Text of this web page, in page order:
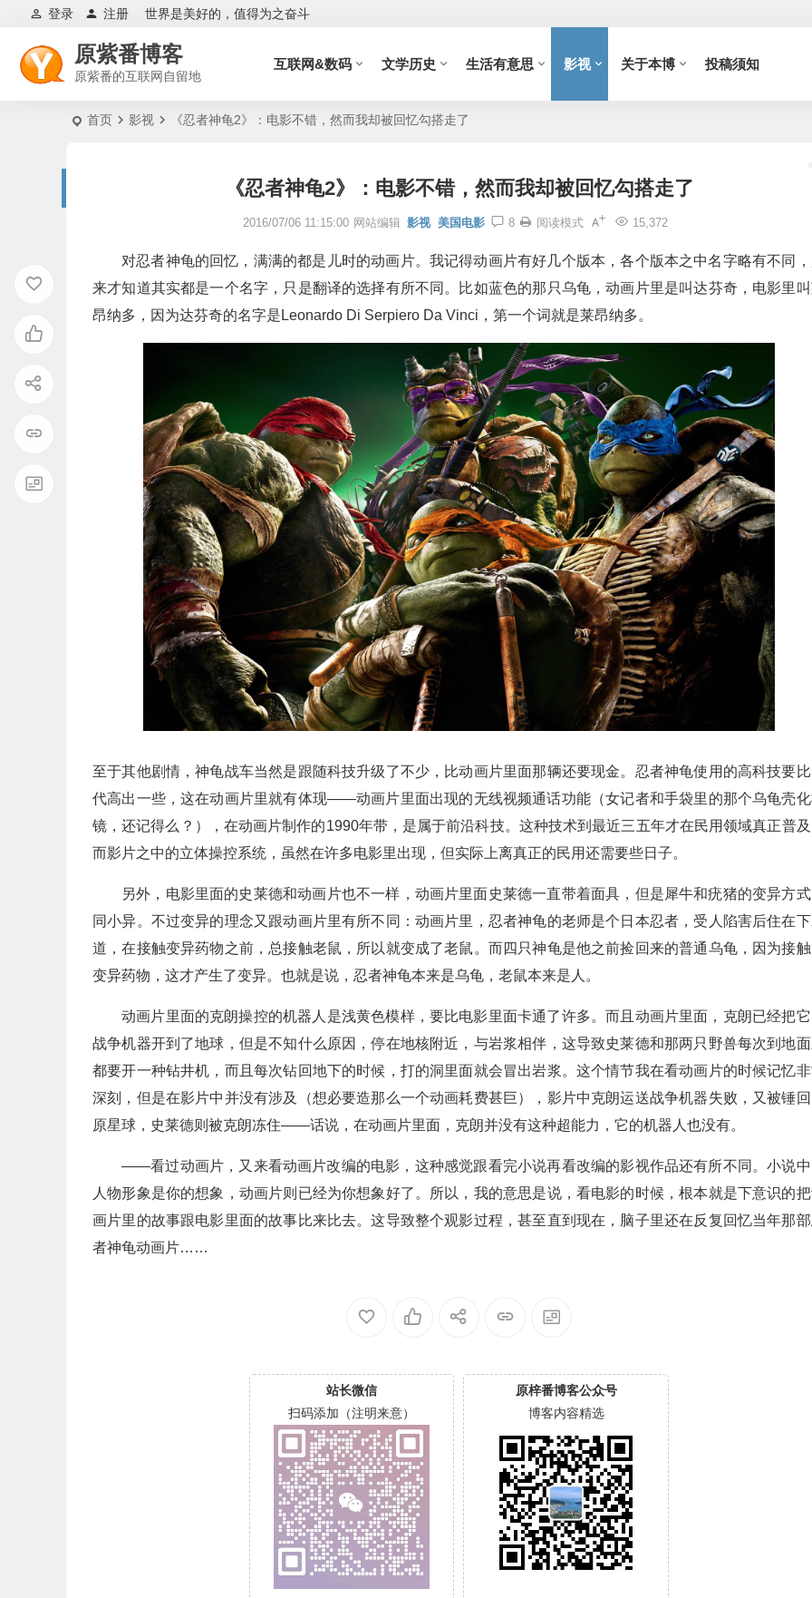
世界是美好的，值得为之奋斗
登录 注册
原紫番博客
原紫番的互联网自留地
互联网&数码 文学历史 生活有意思 影视 关于本博 投稿须知
首页 影视 《忍者神龟2》：电影不错，然而我却被回忆勾搭走了
《忍者神龟2》：电影不错，然而我却被回忆勾搭走了
2016/07/06 11:15:00 网站编辑 影视 美国电影 8 15,372
阅读模式
对忍者神龟的回忆，满满的都是儿时的动画片。我记得动画片有好几个版本，各个版本之中名字略有不同
来才知道其实都是一个名字，只是翻译的选择有所不同。比如蓝色的那只乌龟，动画片里是叫达芬奇，电影里
昂纳多，因为达芬奇的名字是Leonardo Di Serpiero Da Vinci，第一个词就是莱昂纳多。
至于其他剧情，神龟战车当然是跟随科技升级了不少，比动画片里面那辆还要现金。忍者神龟使用的高科技要
代高出一些，这在动画片里就有体现——动画片里面出现的无线视频通话功能（女记者和手袋里的那个乌龟壳
镜，还记得么？），在动画片制作的1990年带，是属于前沿科技。这种技术到最近三五年才在民用领域真正普
而影片之中的立体操控系统，虽然在许多电影里出现，但实际上离真正的民用还需要些日子。
另外，电影里面的史莱德和动画片也不一样，动画片里面史莱德一直带着面具，但是犀牛和疣猪的变异方
同小异。不过变异的理念又跟动画片里有所不同：动画片里，忍者神龟的老师是个日本忍者，受人陷害后住在
道，在接触变异药物之前，总接触老鼠，所以就变成了老鼠。而四只神龟是他之前捡回来的普通乌龟，因为接
变异药物，这才产生了变异。也就是说，忍者神龟本来是乌龟，老鼠本来是人。
动画片里面的克朗操控的机器人是浅黄色模样，要比电影里面卡通了许多。而且动画片里面，克朗已经把
战争机器开到了地球，但是不知什么原因，停在地核附近，与岩浆相伴，这导致史莱德和那两只野兽每次到地
都要开一种钻井机，而且每次钻回地下的时候，打的洞里面就会冒出岩浆。这个情节我在看动画片的时候记忆
深刻，但是在影片中并没有涉及（想必要造那么一个动画耗费甚巨），影片中克朗运送战争机器失败，又被锤
原星球，史莱德则被克朗冻住——话说，在动画片里面，克朗并没有这种超能力，它的机器人也没有。
——看过动画片，又来看动画片改编的电影，这种感觉跟看完小说再看改编的影视作品还有所不同。小说
人物形象是你的想象，动画片则已经为你想象好了。所以，我的意思是说，看电影的时候，根本就是下意识的
画片里的故事跟电影里面的故事比来比去。这导致整个观影过程，甚至直到现在，脑子里还在反复回忆当年那
者神龟动画片……
站长微信
扫码添加（注明来意）
原梓番博客公众号
博客内容精选